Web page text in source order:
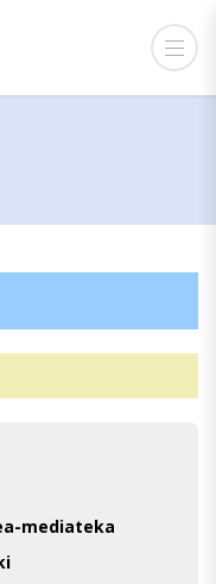
mediateka